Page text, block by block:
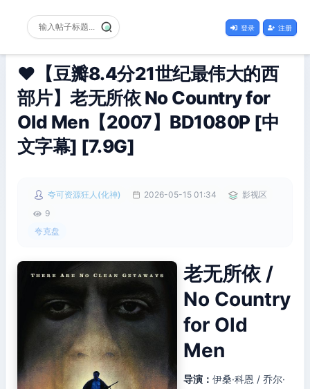
登录 注册
❤️【豆瓣8.4分21世纪最伟大的西
部片】老无所依 No Country for
Old Men【2007】BD1080P [中
文字幕] [7.9G]
夸可资源狂人(化神) 2026-05-15 01:34
影视区
9
夸克盘
老无所依 /
No Country
for Old
Men
导演： 伊桑·科恩 / 乔尔·